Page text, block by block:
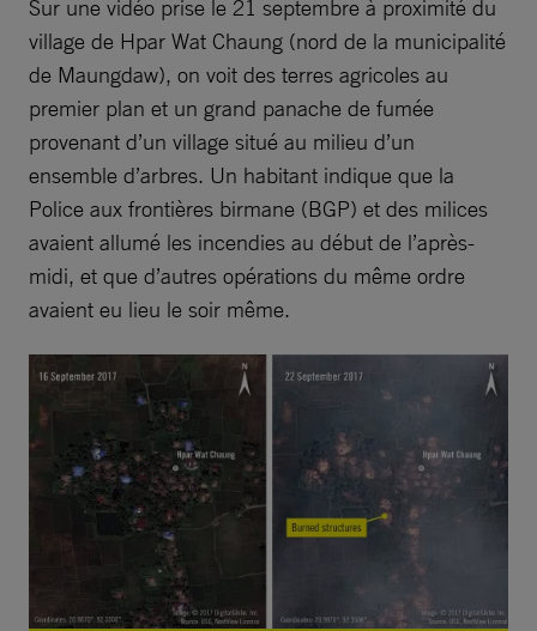
Sur une vidéo prise le 21 septembre à proximité du
village de Hpar Wat Chaung (nord de la municipalité
de Maungdaw), on voit des terres agricoles au
premier plan et un grand panache de fumée
provenant d’un village situé au milieu d’un
ensemble d’arbres. Un habitant indique que la
Police aux frontières birmane (BGP) et des milices
avaient allumé les incendies au début de l’après-
midi, et que d’autres opérations du même ordre
avaient eu lieu le soir même.